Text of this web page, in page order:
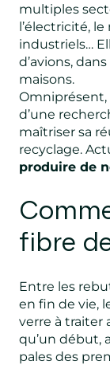
multiples
l’électricité,
industriels…
d’avions,
maisons.
Omniprésent,
d’une
maîtriser sa
recyclage.
produire de
fibre
Entre les
en fin de vie,
verre à traiter
qu’un début,
pales des